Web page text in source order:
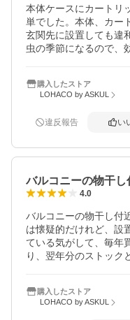
本体ケースにカートリ
単でした。本体、カー
玄関先に設置しても違
虫の季節になるので、
購入したストア
LOHACO by ASKUL
違反報告 い
バルコニーの物干
4.0
バルコニーの物干し付
は懐疑的だけれど、設
ている気がして、毎年
り、翌年分のストック
購入したストア
LOHACO by ASKUL